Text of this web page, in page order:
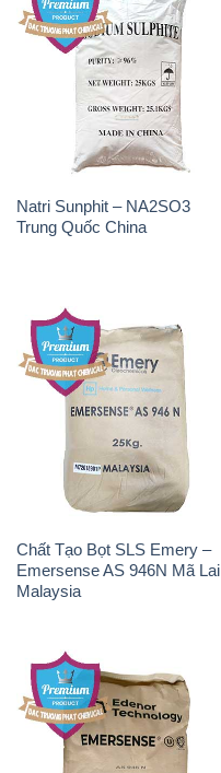
Natri Sunphit – NA2SO3
Trung Quốc China
Chất Tạo Bọt SLS Emery –
Emersense AS 946N Mã Lai
Malaysia